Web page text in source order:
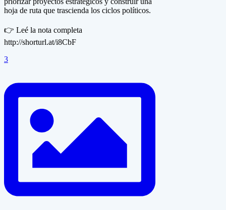
hoja de ruta que trascienda los ciclos políticos.
👉 Leé la nota completa
http://shorturl.at/i8CbF
3